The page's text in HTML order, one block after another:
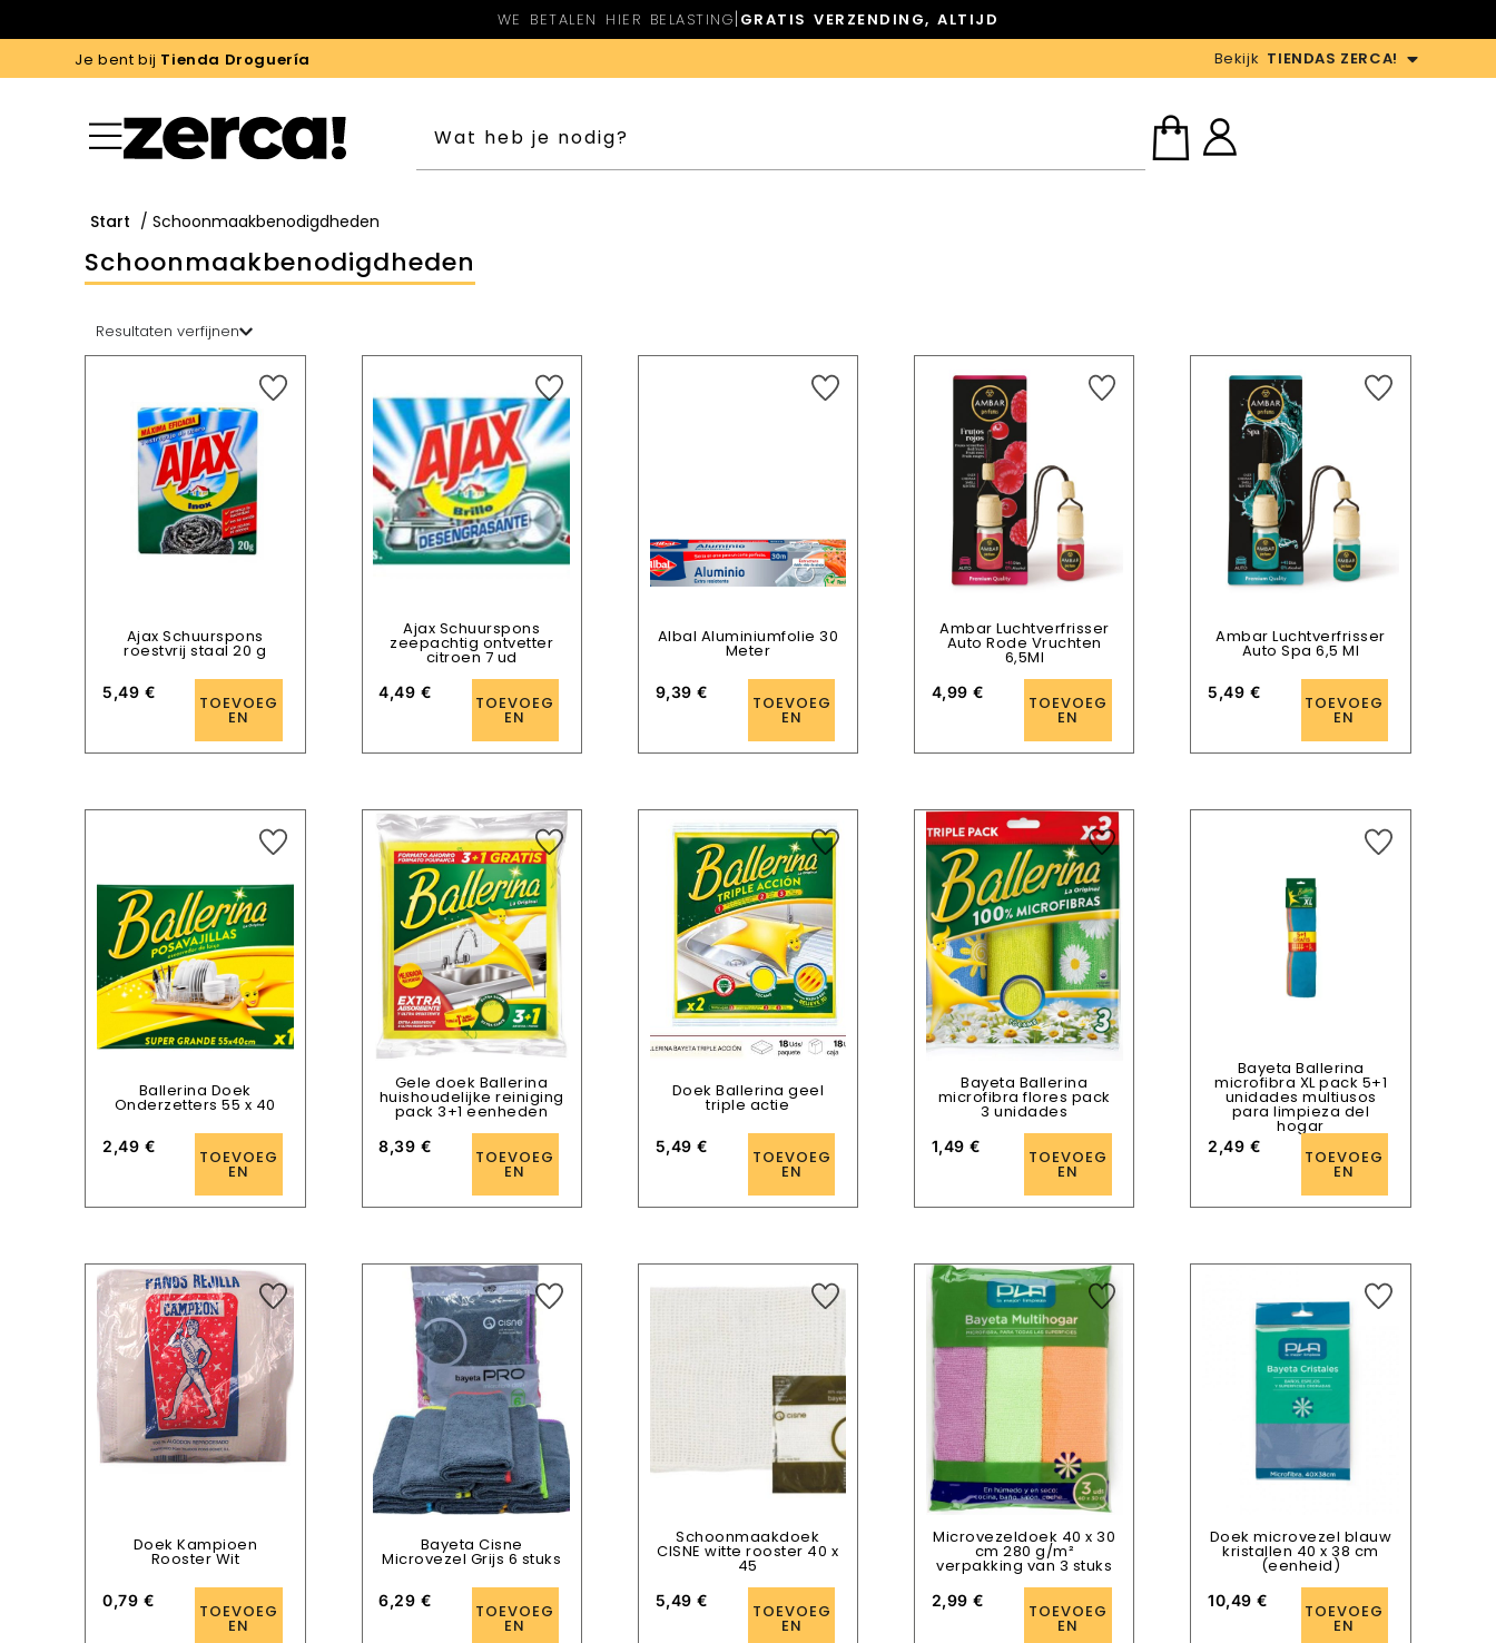
WE BETALEN HIER BELASTING| GRATIS VERZENDING, ALTIJD
Je bent bij Tienda Droguería Bekijk TIENDAS ZERCA!
Start / Schoonmaakbenodigdheden
Schoonmaakbenodigdheden
Resultaten verfijnen
Ajax Schuurspons
roestvrij staal 20 g
5,49 €
TOEVOEG
EN
Ajax Schuurspons
zeepachtig ontvetter
citroen 7 ud
4,49 €
TOEVOEG
EN
Albal Aluminiumfolie 30
Meter
9,39€
TOEVOEG
EN
Ambar Luchtverfrisser
Auto Rode Vruchten
6,5Ml
4,99€
TOEVOEG
EN
Ambar Luchtverfrisser
Auto Spa 6,5 Ml
5,49 €
TOEVOEG
EN
Ballerina Doek
Onderzetters 55 x 40
2,49 €
TOEVOEG
EN
Gele doek Ballerina
huishoudelijke reiniging
pack 3+1 eenheden
8,39 €
TOEVOEG
EN
Doek Ballerina geel
triple actie
5,49€
TOEVOEG
EN
Bayeta Ballerina
microfibra flores pack
3 unidades
1,49€
TOEVOEG
EN
Bayeta Ballerina
microfibra XL pack 5+1
unidades multiusos
para limpieza del
hogar
2,49 €
TOEVOEG
EN
Doek Kampioen
Rooster Wit
0,79 €
TOEVOEG
EN
Bayeta Cisne
Microvezel Grijs 6 stuks
6,29 €
TOEVOEG
EN
Schoonmaakdoek
CISNE witte rooster 40 x
45
5,49€
TOEVOEG
EN
Microvezeldoek 40 x 30
cm 280 g/m²
verpakking van 3 stuks
2,99€
TOEVOEG
EN
Doek microvezel blauw
kristallen 40 x 38 cm
(eenheid)
10,49€
TOEVOEG
EN